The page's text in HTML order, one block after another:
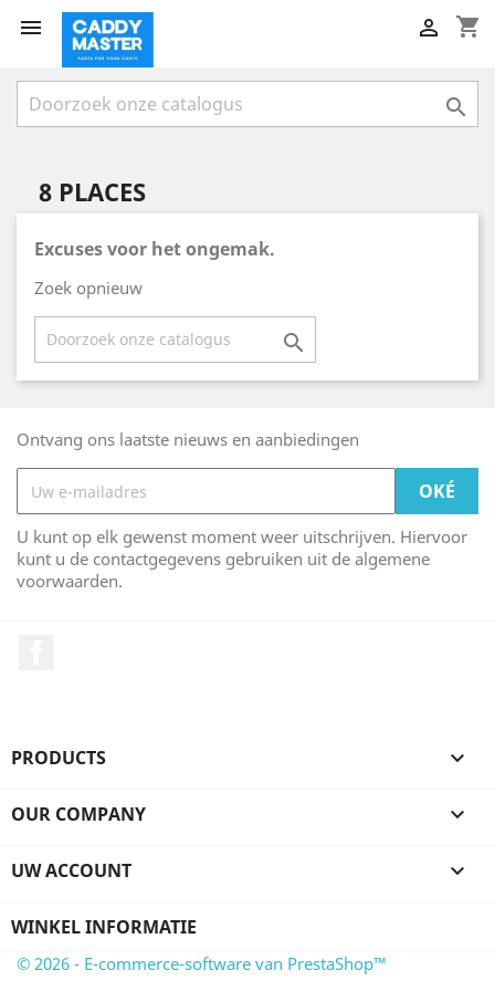
 shopping_cart


8 PLACES
Excuses voor het ongemak.
Zoek opnieuw

Ontvang ons laatste nieuws en aanbiedingen
U kunt op elk gewenst moment weer uitschrijven. Hiervoor
kunt u de contactgegevens gebruiken uit de algemene
voorwaarden.
PRODUCTS 
OUR COMPANY 
UW ACCOUNT 
WINKEL INFORMATIE
© 2026 - E-commerce-software van PrestaShop™